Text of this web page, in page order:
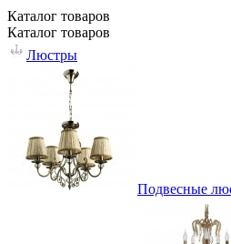
Каталог товаров
Каталог товаров
Люстры
Подвесные